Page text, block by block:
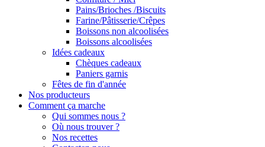
Pains/Brioches /Biscuits
Farine/Pâtisserie/Crêpes
Boissons non alcoolisées
Boissons alcoolisées
Idées cadeaux
Chèques cadeaux
Paniers garnis
Fêtes de fin d'année
Nos producteurs
Comment ça marche
Qui sommes nous ?
Où nous trouver ?
Nos recettes